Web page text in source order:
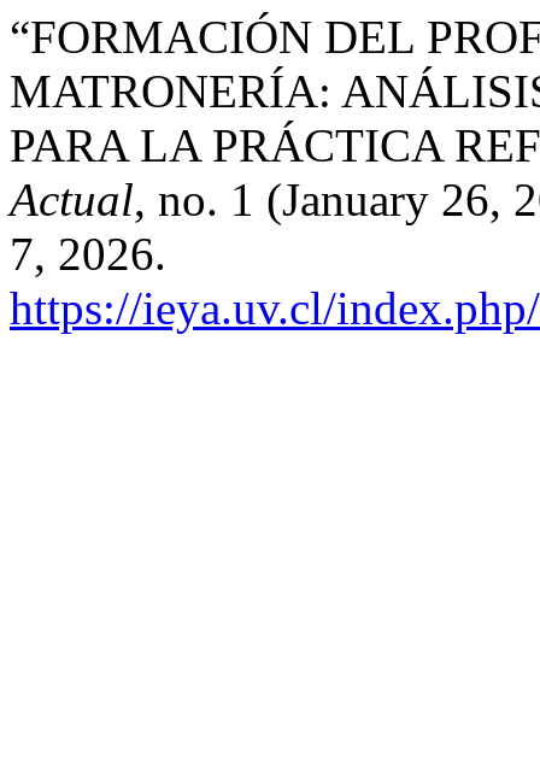
“FORMACIÓN DEL
MATRONERÍA:
PARA LA PRÁCTICA
Actual, no. 1 (January 26,
7, 2026.
https://ieya.uv.cl/